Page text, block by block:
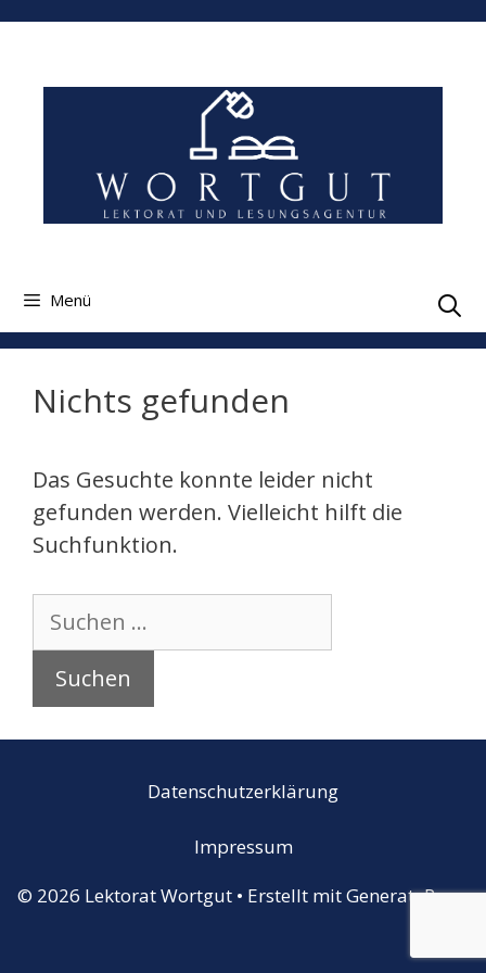
Zum
springen
Menü
Nichts gefunden
Das Gesuchte konnte leider nicht
gefunden werden. Vielleicht hilft die
Suchfunktion.
Suchen
Datenschutzerklärung
Impressum
© 2026 Lektorat Wortgut• Erstellt mitGeneratePress